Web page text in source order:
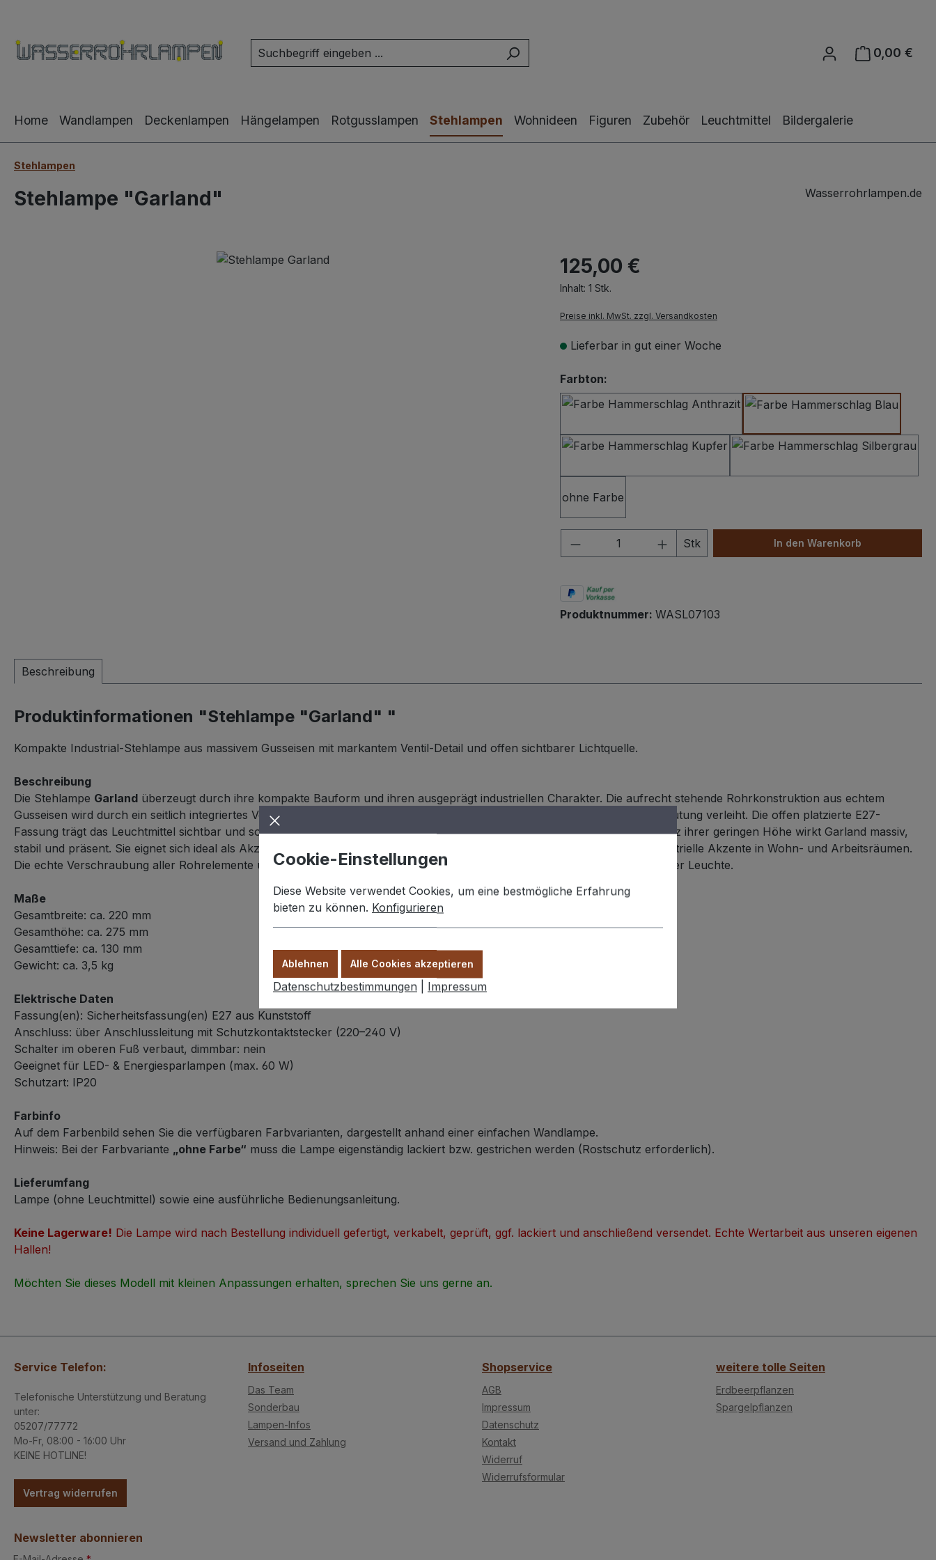
0,00 €
Home Wandlampen Deckenlampen Hängelampen Rotgusslampen Stehlampen Wohnideen Figuren Zubehör Leuchtmittel Bildergalerie
Stehlampen
Stehlampe "Garland" Wasserrohrlampen.de
125,00 €
Inhalt: 1 Stk.
Preise inkl. MwSt. zzgl. Versandkosten
Lieferbar in gut einer Woche
Farbton:
ohne Farbe
Produkt Anzahl: Gib den gewünschten Wert
Stk In den Warenkorb
Produktnummer: WASL07103
Beschreibung
Produktinformationen "Stehlampe "Garland" "
Kompakte Industrial-Stehlampe aus massivem Gusseisen mit markantem Ventil-Detail und offen sichtbarer Lichtquelle.
Beschreibung
Die Stehlampe Garland überzeugt durch ihre kompakte Bauform und ihren ausgeprägt industriellen Charakter. Die aufrecht stehende Rohrkonstruktion aus echtem
Gusseisen wird durch ein seitlich integriertes Ventil mit rotem Handrad ergänzt, das der Lampe eine klare, mechanische Anmutung verleiht. Die offen platzierte E27-
Fassung trägt das Leuchtmittel sichtbar und sorgt für ein direktes, warmes Licht mit authentischem Werkstatt-Charakter. Trotz ihrer geringen Höhe wirkt Garland massiv,
stabil und präsent. Sie eignet sich ideal als Akzentbeleuchtung auf Sideboards, Regalen oder Tischen und setzt gezielte industrielle Akzente in Wohn- und Arbeitsräumen.
Die echte Verschraubung aller Rohrelemente unterstreicht die hochwertige Verarbeitung und den langlebigen Charakter dieser Leuchte.
Maße
Gesamtbreite: ca. 220 mm
Gesamthöhe: ca. 275 mm
Gesamttiefe: ca. 130 mm
Gewicht: ca. 3,5 kg
Elektrische Daten
Fassung(en): Sicherheitsfassung(en) E27 aus Kunststoff
Anschluss: über Anschlussleitung mit Schutzkontaktstecker (220–240 V)
Schalter im oberen Fuß verbaut, dimmbar: nein
Geeignet für LED- & Energiesparlampen (max. 60 W)
Schutzart: IP20
Farbinfo
Auf dem Farbenbild sehen Sie die verfügbaren Farbvarianten, dargestellt anhand einer einfachen Wandlampe.
Hinweis: Bei der Farbvariante „ohne Farbe“ muss die Lampe eigenständig lackiert bzw. gestrichen werden (Rostschutz erforderlich).
Lieferumfang
Lampe (ohne Leuchtmittel) sowie eine ausführliche Bedienungsanleitung.
Keine Lagerware! Die Lampe wird nach Bestellung individuell gefertigt, verkabelt, geprüft, ggf. lackiert und anschließend versendet. Echte Wertarbeit aus unseren eigenen
Hallen!
Möchten Sie dieses Modell mit kleinen Anpassungen erhalten, sprechen Sie uns gerne an.
Service Telefon:
Telefonische Unterstützung und Beratung
unter:
05207/77772
Mo-Fr, 08:00 - 16:00 Uhr
KEINE HOTLINE!
Vertrag widerrufen
Infoseiten
Das Team
Sonderbau
Lampen-Infos
Versand und Zahlung
Shopservice
AGB
Impressum
Datenschutz
Kontakt
Widerruf
Widerrufsformular
weitere tolle Seiten
Erdbeerpflanzen
Spargelpflanzen
Newsletter abonnieren
Cookie-Einstellungen
Diese Website verwendet Cookies, um eine bestmögliche Erfahrung
bieten zu können. Konfigurieren
Ablehnen Alle Cookies akzeptieren
Datenschutzbestimmungen Impressum